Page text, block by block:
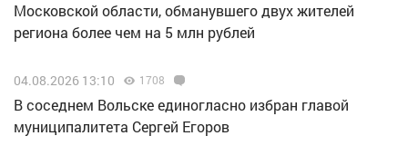
Московской области, обманувшего двух жителей
региона более чем на 5 млн рублей
04.08.2026 13:10 1708
В соседнем Вольске единогласно избран главой
муниципалитета Сергей Егоров